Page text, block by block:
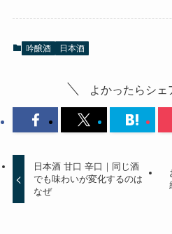
吟醸酒 日本酒
よかったらシェ
日本酒 甘口 辛口｜同じ酒
でも味わいが変化するのは
なぜ